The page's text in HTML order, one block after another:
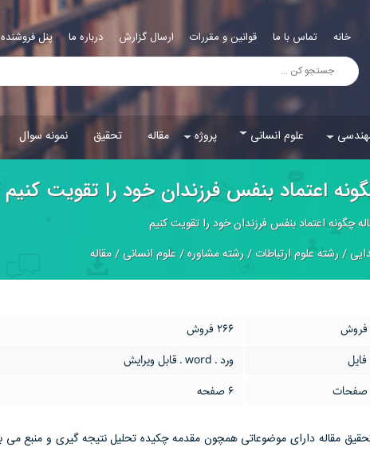
خانه تماس با ما قوانین و مقررات ارسال گزارش درباره ما پنل فروشنده
علوم انسانی پروژه مقاله تحقیق نمونه سوال
اعتماد بنفس فرزندان خود را تقویت کنیم
چگونه اعتماد بنفس فرزندان خود را تقویت کنیم
/رشته علوم ارتباطات/رشته مشاوره/علوم انسانی/مقاله
فروش
266 فروش
ورد ـ word ـ قابل ویرایش
صفحات
6 صفحه